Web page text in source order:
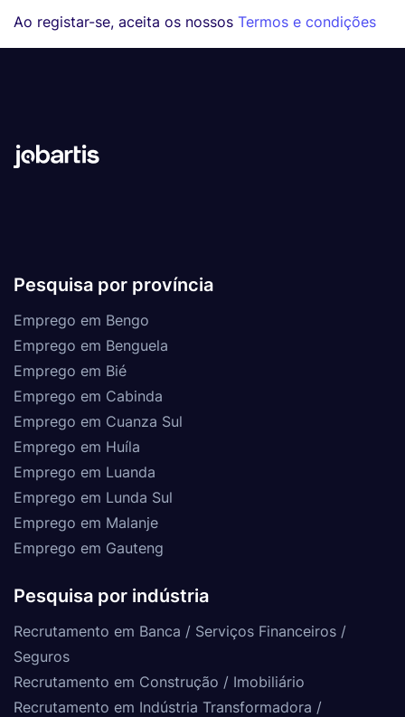
Ao registar-se, aceita os nossos Termos e condições
Pesquisa por província
Emprego em Bengo
Emprego em Benguela
Emprego em Bié
Emprego em Cabinda
Emprego em Cuanza Sul
Emprego em Huíla
Emprego em Luanda
Emprego em Lunda Sul
Emprego em Malanje
Emprego em Gauteng
Pesquisa por indústria
Recrutamento em Banca / Serviços Financeiros /
Seguros
Recrutamento em Construção / Imobiliário
Recrutamento em Indústria Transformadora /